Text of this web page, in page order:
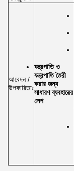
আবেদন /
উপকারিতাঃ
যন্ত্রপাতি ও
যন্ত্রপাতি তৈরী
করার জন্য
সাধারণ ব্যবহারের
লেপ